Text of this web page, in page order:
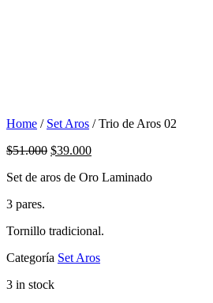
Home / Set Aros / Trio de Aros 02
$51.000 $39.000
Set de aros de Oro Laminado
3 pares.
Tornillo tradicional.
Categoría Set Aros
3 in stock